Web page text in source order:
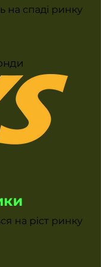
на спаді ринку
на ріст ринку